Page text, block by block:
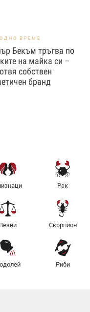
ВРЕМЕ
Бекъм тръгва по
на майка си –
собствен
бранд
Рак
Везни Скорпион
Риби